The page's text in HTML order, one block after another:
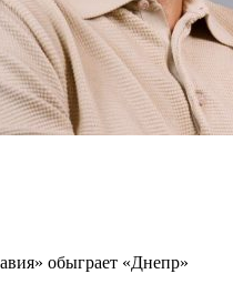
обыграет «Днепр»